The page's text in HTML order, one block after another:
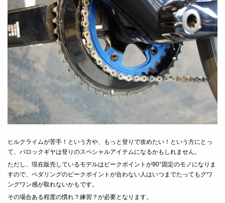
ヒルクライムが苦手！という方や、もっと登りで攻めたい！という方にとっ
て、バロックギヤは登りのスペシャルアイテムになるかもしれません。
ただし、現在販売しているモデルはピークポイントが90°固定のモノになりま
すので、ペダリングのピークポイントが合わない人はいつまでたってもグワ
ングワン感が取れないかもです。
その場合ある程度の慣れ？練習？が必要となります。